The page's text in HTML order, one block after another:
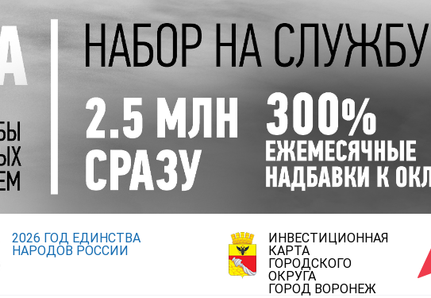
2026 ГОД ЕДИНСТВА
НАРОДОВ РОССИИ
ИНВЕСТИЦИОННАЯ
КАРТА
ГОРОДСКОГО
ОКРУГА
ГОРОД ВОРОНЕЖ